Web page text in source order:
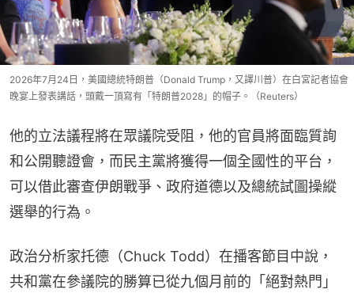
2026年7月24日，美國總統特朗普（Donald Trump，又譯川普）在白宮記者協會
晚宴上發表講話，頭戴一頂寫有「特朗普2028」的帽子。（Reuters）
他的立法議程將在眾議院受阻，他的官員將面臨質詢
和公開聽證會，而民主黨將獲得一個全國性的平台，
可以借此審查伊朗戰爭、政府道德以及總統試圖操縱
選舉的行為。
政治分析家托德（Chuck Todd）在播客節目中說，
共和黨在參議院的勝算已從九個月前的「絕對熱門」